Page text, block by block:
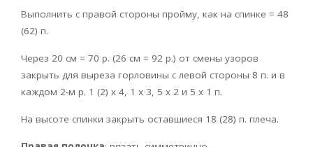
Выполнить с правой стороны пройму, как на спинке = 48
(62) п.
Через 20 см = 70 р. (26 см = 92 р.) от смены узоров
закрыть для выреза горловины с левой стороны 8 п. и в
каждом 2-м р. 1 (2) х 4, 1 х 3, 5 х 2 и 5 х 1 п.
На высоте спинки закрыть оставшиеся 18 (28) п. плеча.